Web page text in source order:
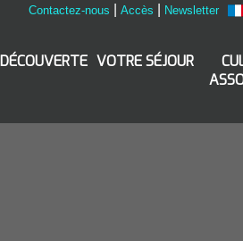
Contactez-nous Accès Newsletter
DÉCOUVERTE VOTRE SÉJOUR